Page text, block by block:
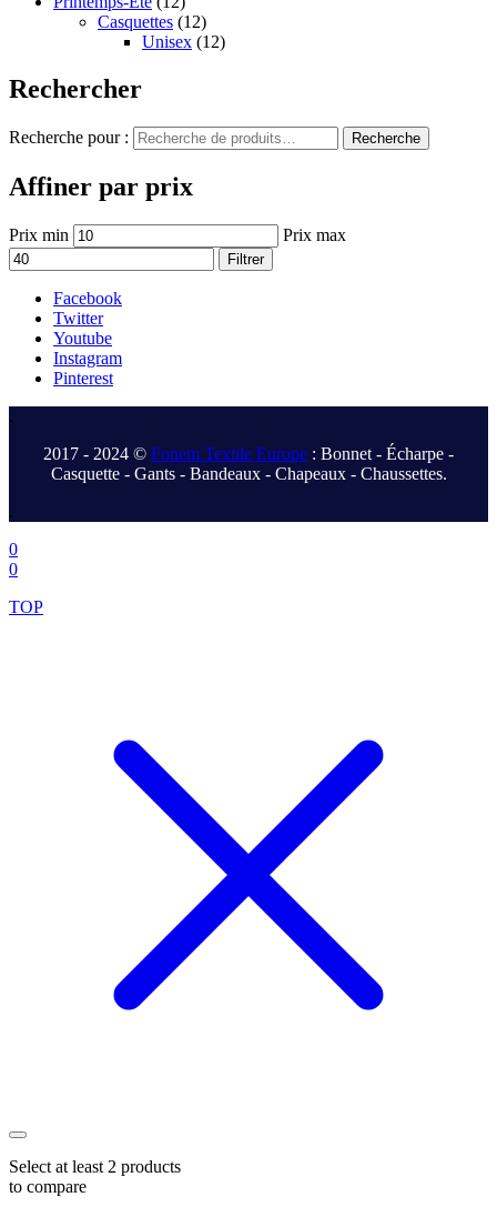
Casquettes (12)
Unisex (12)
Rechercher
Recherche pour : Recherche
Affiner par prix
Prix min Prix max
Filtrer
Facebook
Twitter
Youtube
Instagram
Pinterest
.
2017 - 2024 © Fonem Textile Europe : Bonnet - Écharpe -
Casquette - Gants - Bandeaux - Chapeaux - Chaussettes.
.
0
0
TOP
Select at least 2 products
to compare